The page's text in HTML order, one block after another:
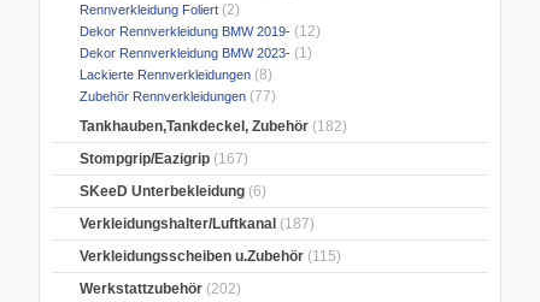
Rennverkleidung Foliert (2)
Dekor Rennverkleidung BMW 2019- (12)
Dekor Rennverkleidung BMW 2023- (1)
Lackierte Rennverkleidungen (8)
Zubehör Rennverkleidungen (77)
Tankhauben,Tankdeckel, Zubehör (182)
Stompgrip/Eazigrip (167)
SKeeD Unterbekleidung (6)
Verkleidungshalter/Luftkanal (187)
Verkleidungsscheiben u.Zubehör (115)
Werkstattzubehör (202)